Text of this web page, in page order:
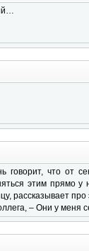
говорит, что от
этим прямо
рассказывает про
– Они у меня